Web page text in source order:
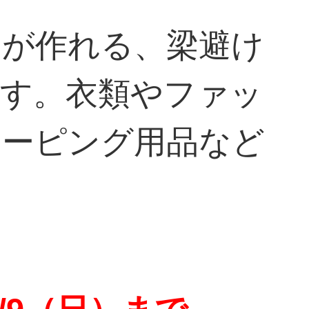
作れる、梁避け
。衣類やファッ
ピング用品など